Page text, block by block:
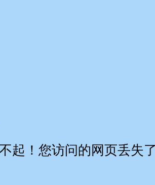
起！您访问的网页丢失